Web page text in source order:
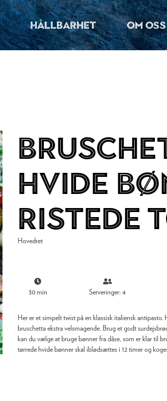
HÅLLBARHET OM OSS
hvide
ristede
Hovedret
30 min Serveringer: 4
Her er et simpelt twist på en klassisk italiensk
bruschetta ekstra velsmagende. Brug et godt
kan du vælge at bruge bønner fra dåse, som er klar til
tørrede hvide bønner skal iblødsættes i 12 timer og